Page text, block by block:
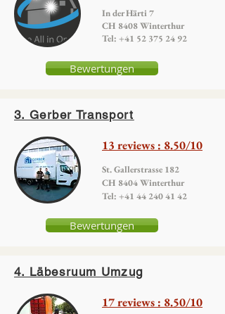
In der Härti 7
CH 8408 Winterthur
Tel: +41 52 375 24 92
Bewertungen
3. Gerber Transport
13 reviews : 8.50/10
St. Gallerstrasse 182
CH 8404 Winterthur
Tel: +41 44 240 41 42
Bewertungen
4. Läbesruum Umzug
17 reviews : 8.50/10